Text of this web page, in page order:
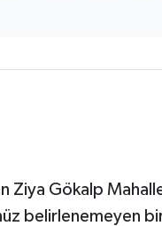
Ziya Gökalp
belirlenemeyen bir